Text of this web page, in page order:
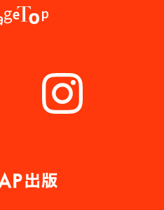
PageTop
謎出版社 SCRAP出版